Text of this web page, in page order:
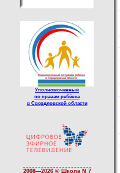
Уполномоченный
по правам ребёнка
в Свердловской области
2008—2026 © Школа N 7